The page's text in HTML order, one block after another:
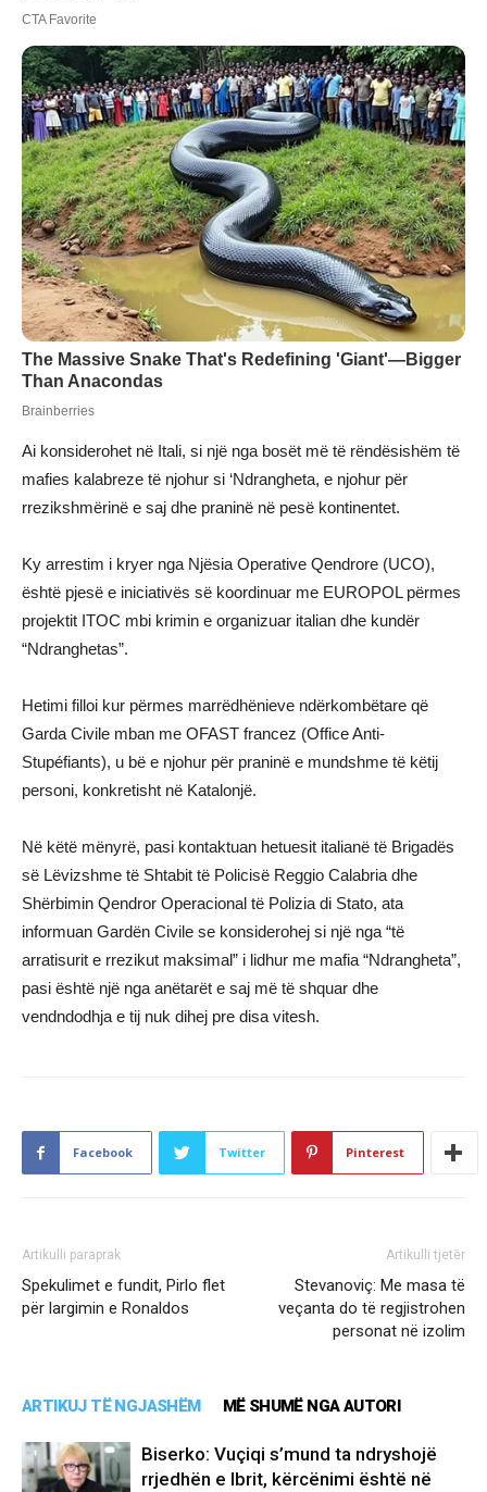
Ai konsiderohet në Itali, si një nga bosët më të rëndësishëm të
mafies kalabreze të njohur si ‘Ndrangheta, e njohur për
rrezikshmërinë e saj dhe praninë në pesë kontinentet.
Ky arrestim i kryer nga Njësia Operative Qendrore (UCO),
është pjesë e iniciativës së koordinuar me EUROPOL përmes
projektit ITOC mbi krimin e organizuar italian dhe kundër
“Ndranghetas”.
Hetimi filloi kur përmes marrëdhënieve ndërkombëtare që
Garda Civile mban me OFAST francez (Office Anti-
Stupéfiants), u bë e njohur për praninë e mundshme të këtij
personi, konkretisht në Katalonjë.
Në këtë mënyrë, pasi kontaktuan hetuesit italianë të Brigadës
së Lëvizshme të Shtabit të Policisë Reggio Calabria dhe
Shërbimin Qendror Operacional të Polizia di Stato, ata
informuan Gardën Civile se konsiderohej si një nga “të
arratisurit e rrezikut maksimal” i lidhur me mafia “Ndrangheta”,
pasi është një nga anëtarët e saj më të shquar dhe
vendndodhja e tij nuk dihej pre disa vitesh.
Facebook Twitter Pinterest
Artikulli paraprak
Spekulimet e fundit, Pirlo flet
për largimin e Ronaldos
Artikulli tjetër
Stevanoviç: Me masa të
veçanta do të regjistrohen
personat në izolim
ARTIKUJ TË NGJASHËM MË SHUMË NGA AUTORI
Biserko: Vuçiqi s’mund ta ndryshojë
rrjedhën e Ibrit, kërcënimi është në